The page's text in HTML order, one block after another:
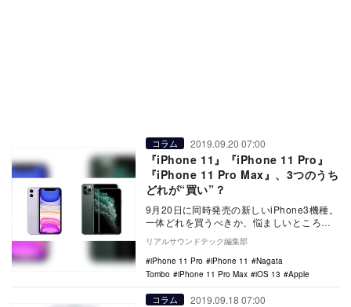
コラム 2019.09.20 07:00
『iPhone 11』『iPhone 11 Pro』
『iPhone 11 Pro Max』、3つのうち
どれが“買い”？
9月20日に同時発売の新しいiPhone3機種。
一体どれを買うべきか、悩ましいところで
はないだろうか。本稿では、海外メディア
の報…
リアルサウンドテック編集部
iPhone 11 Pro
iPhone 11
Nagata
Tombo
iPhone 11 Pro Max iOS 13 Apple
コラム 2019.09.18 07:00